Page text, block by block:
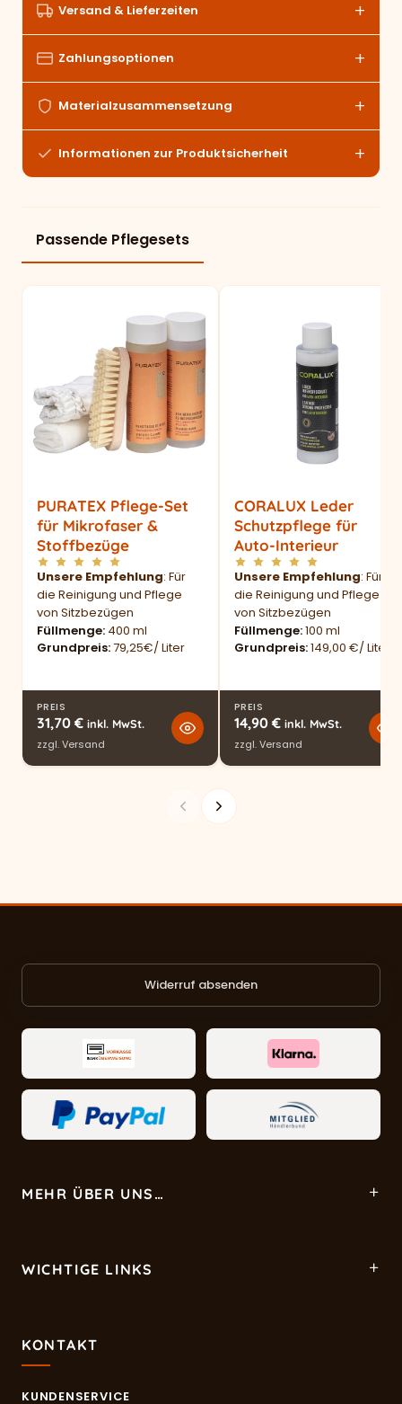
Versand & Lieferzeiten
Zahlungsoptionen
Materialzusammensetzung
Informationen zur Produktsicherheit
Passende Pflegesets
PURATEX Pflege-Set
für Mikrofaser &
Stoffbezüge
Unsere Empfehlung: Für
die Reinigung und Pflege
von Sitzbezügen
Füllmenge 400 ml
Grundpreis 79,25€/ Liter
PREIS
31,70 € inkl. MwSt.
zzgl.Versand
CORALUX Leder
Schutzpflege für
Auto-Interieur
Unsere Empfehlung: Für
die Reinigung und Pflege
von Sitzbezügen
Füllmenge 100 ml
Grundpreis 149,00 €/ Liter
PREIS
14,90 € inkl. MwSt.
zzgl.Versand
Widerruf absenden
MEHR ÜBER UNS…
WICHTIGE LINKS
KONTAKT
KUNDENSERVICE